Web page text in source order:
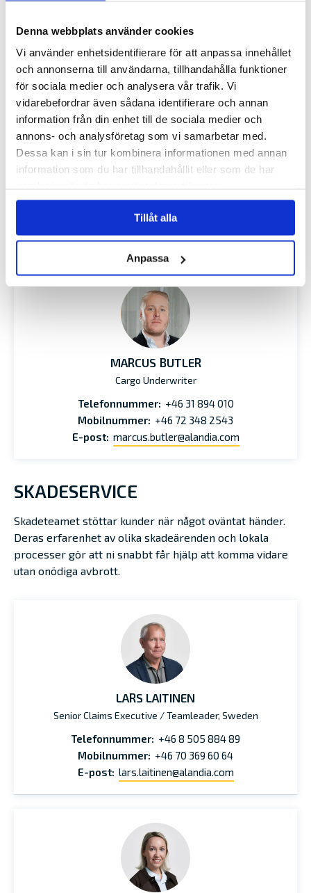
Denna webbplats använder cookies
Vi använder enhetsidentifierare för att anpassa innehållet
och annonserna till användarna, tillhandahålla funktioner
för sociala medier och analysera vår trafik. Vi
vidarebefordrar även sådana identifierare och annan
information från din enhet till de sociala medier och
annons- och analysföretag som vi samarbetar med.
Dessa kan i sin tur kombinera informationen med annan
information som du har tillhandahållit eller som de har
Tillåt alla
Anpassa
E-post: mathias.appelquist@alandia.com
FREDRIK KARLSSON
Senior Underwriter Cargo & Freight Forwarder's/Haulier's
Liability
Mobilnummer: +46 72 077 02 84
MARCUS BUTLER
Cargo Underwriter
Telefonnummer: +46 31 894 010
Mobilnummer: +46 72 348 2543
E-post: marcus.butler@alandia.com
SKADESERVICE
Skadeteamet stöttar kunder när något oväntat händer.
Deras erfarenhet av olika skadeärenden och lokala
processer gör att ni snabbt får hjälp att komma vidare
utan onödiga avbrott.
LARS LAITINEN
Senior Claims Executive / Teamleader, Sweden
Telefonnummer: +46 8 505 884 89
Mobilnummer: +46 70 369 60 64
E-post: lars.laitinen@alandia.com